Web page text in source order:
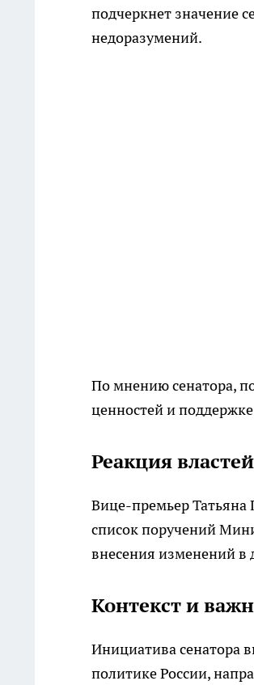
подчеркнет значение
недоразумений.
По мнению сенатора,
ценностей и
Реакция
Вице-премьер Татьяна
список поручений
внесения изменений в
Контекст и
Инициатива сенатора
политике России,